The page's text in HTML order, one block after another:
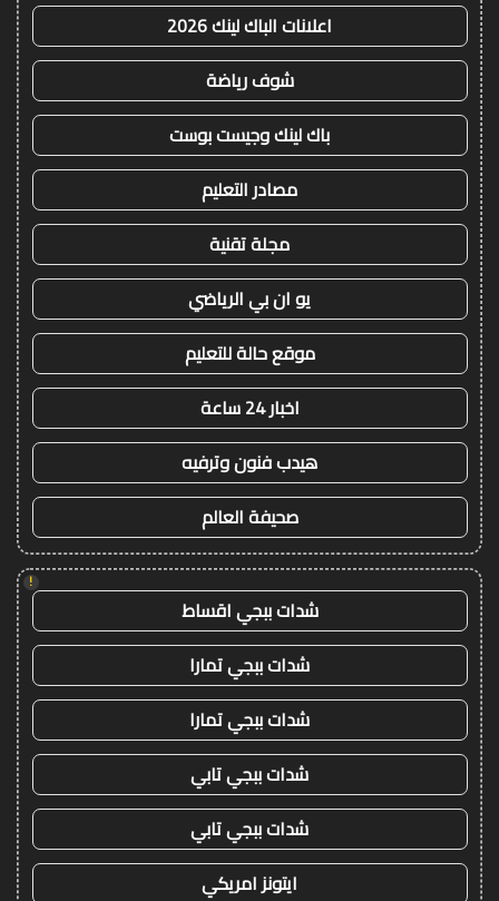
اعلانات الباك لينك 2026
شوف رياضة
باك لينك وجيست بوست
مصادر التعليم
مجلة تقنية
يو ان بي الرياضي
موقع حالة للتعليم
اخبار 24 ساعة
هيدب فنون وترفيه
صحيفة العالم
!
شدات ببجي اقساط
شدات ببجي تمارا
شدات ببجي تمارا
شدات ببجي تابي
شدات ببجي تابي
ايتونز امريكي